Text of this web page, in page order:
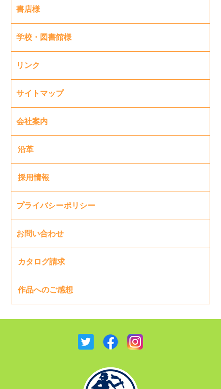
書店様
学校・図書館様
リンク
サイトマップ
会社案内
沿革
採用情報
プライバシーポリシー
お問い合わせ
カタログ請求
作品へのご感想